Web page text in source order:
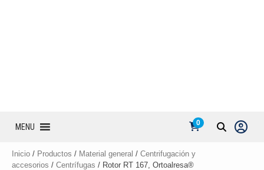
MENU 0
Inicio / Productos / Material general / Centrifugación y
accesorios / Centrífugas / Rotor RT 167, Ortoalresa®